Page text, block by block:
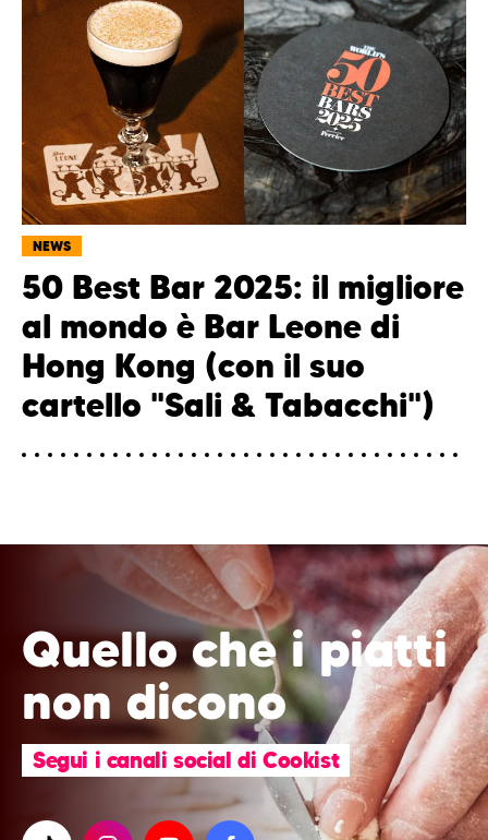
NEWS
50 Best Bar 2025: il migliore
al mondo è Bar Leone di
Hong Kong (con il suo
cartello "Sali & Tabacchi")
Quello che i piatti
non dicono
Segui i canali social di Cookist